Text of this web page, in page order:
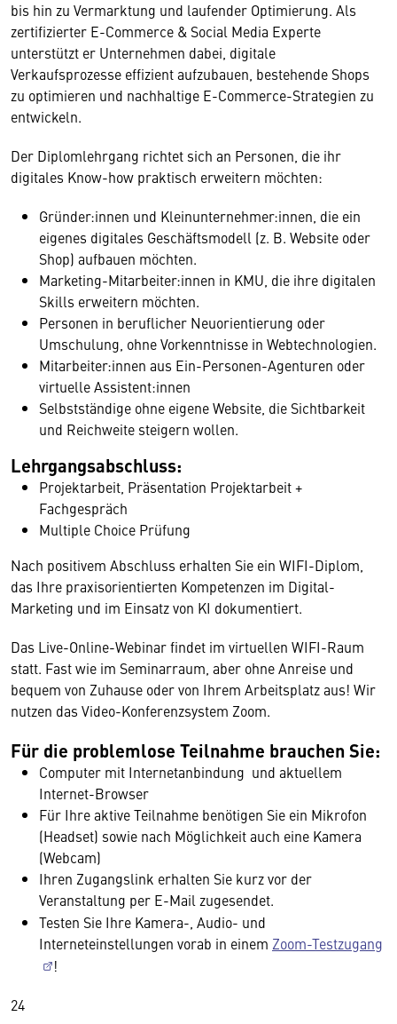
bis hin zu Vermarktung und laufender Optimierung. Als
zertifizierter E-Commerce & Social Media Experte
unterstützt er Unternehmen dabei, digitale
Verkaufsprozesse effizient aufzubauen, bestehende Shops
zu optimieren und nachhaltige E-Commerce-Strategien zu
entwickeln.
Der Diplomlehrgang richtet sich an Personen, die ihr
digitales Know-how praktisch erweitern möchten:
Gründer:innen und Kleinunternehmer:innen, die ein
eigenes digitales Geschäftsmodell (z. B. Website oder
Shop) aufbauen möchten.
Marketing-Mitarbeiter:innen in KMU, die ihre digitalen
Skills erweitern möchten.
Personen in beruflicher Neuorientierung oder
Umschulung, ohne Vorkenntnisse in Webtechnologien.
Mitarbeiter:innen aus Ein-Personen-Agenturen oder
virtuelle Assistent:innen
Selbstständige ohne eigene Website, die Sichtbarkeit
und Reichweite steigern wollen.
Lehrgangsabschluss:
Projektarbeit, Präsentation Projektarbeit +
Fachgespräch
Multiple Choice Prüfung
Nach positivem Abschluss erhalten Sie ein WIFI-Diplom,
das Ihre praxisorientierten Kompetenzen im Digital-
Marketing und im Einsatz von KI dokumentiert.
Das Live-Online-Webinar findet im virtuellen WIFI-Raum
statt. Fast wie im Seminarraum, aber ohne Anreise und
bequem von Zuhause oder von Ihrem Arbeitsplatz aus! Wir
nutzen das Video-Konferenzsystem Zoom.
Für die problemlose Teilnahme brauchen Sie:
Computer mit Internetanbindung und aktuellem
Internet-Browser
Für Ihre aktive Teilnahme benötigen Sie ein Mikrofon
(Headset) sowie nach Möglichkeit auch eine Kamera
(Webcam)
Ihren Zugangslink erhalten Sie kurz vor der
Veranstaltung per E-Mail zugesendet.
Testen Sie Ihre Kamera-, Audio- und
Interneteinstellungen vorab in einem Zoom-Testzugang
!
24